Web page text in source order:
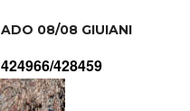
08/08 GIUIANI
428459